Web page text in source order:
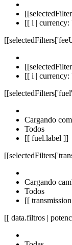
[[ i | currency:
[[ i | currency:
Cargando
Todos
[[ fuel.label ]]
Cargando
Todos
[[
[[ data.filtros |